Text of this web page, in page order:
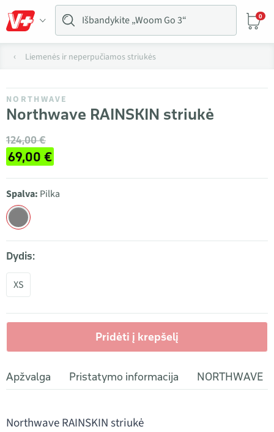
0
Liemenės ir neperpučiamos striukės
NORTHWAVE
Northwave RAINSKIN striukė
124,00 €
69,00 €
Spalva: Pilka
Dydis:
XS
Pridėti į krepšelį
Apžvalga Pristatymo informacija NORTHWAVE
Northwave RAINSKIN striukė